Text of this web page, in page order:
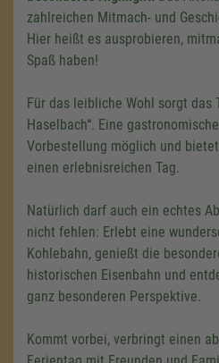
zahlreichen Mitmach- und
Hier heißt es ausprobieren,
Spaß haben!
Für das leibliche Wohl sorgt das
Haselbach“. Eine
Vorbestellung möglich und
einen erlebnisreichen Tag.
Natürlich darf auch ein echtes
nicht fehlen: Erlebt eine
Kohlebahn, genießt die
historischen Eisenbahn und
ganz besonderen Perspektive.
Kommt vorbei, verbringt einen